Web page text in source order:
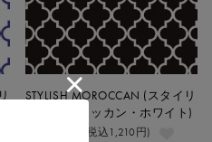
STYLISH MOROCCAN (スタイリ
ッシュモロッカン・ホワイト)
1,100円(税込1,210円)